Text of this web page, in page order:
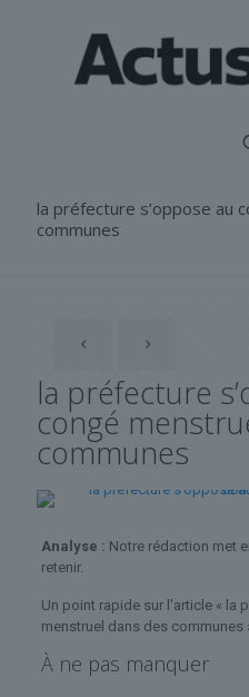
la préfecture s’oppose au
communes
la préfecture
congé
communes
Analyse : Notre rédaction met
retenir.
Un point rapide sur l'article « la
menstruel dans des communes
À ne pas manquer